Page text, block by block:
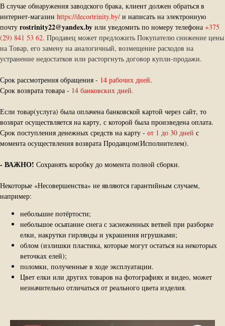
В случае обнаружения заводского брака, клиент должен обраться в
интернет-магазин https://decortrinity.by/ и написать на электронную
почту rostrinity22@yandex.by или уведомить по номеру телефона +375
(29) 841 53 62. Продавец может предложить Покупателю снижение цены
на Товар, его замену на аналогичный, возмещение расходов на
устранение недостатков или расторгнуть договор купли-продажи.
Срок рассмотрения обращения - 14 рабочих дней.
Срок возврата товара - 14 банковских дней.
Если товар(услуга) была оплачена банковской картой через сайт, то
возврат осуществляется на карту, с которой была произведена оплата.
Срок поступления денежных средств на карту - от 1 до 30 дней с
момента осуществления возврата Продавцом(Исполнителем).
- ВАЖНО! Сохранять коробку до момента полной сборки.
Некоторые «Несовершенства» не являются гарантийным случаем,
например:
небольшие потёртости;
небольшое осыпание снега с заснеженных ветвей при разборке
елки, накрутки гирлянды и украшения игрушками;
облом (излишки пластика, которые могут остаться на некоторых
веточках елей);
поломки, полученные в ходе эксплуатации.
Цвет елки или других товаров на фотографиях и видео, может
незначительно отличаться от реального цвета изделия.